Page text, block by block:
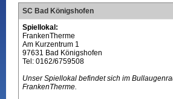
SC Bad Königshofen
Spiellokal:
FrankenTherme
Am Kurzentrum 1
97631 Bad Königshofen
Tel: 0162/6759508
Unser Spiellokal befindet sich im
FrankenTherme.